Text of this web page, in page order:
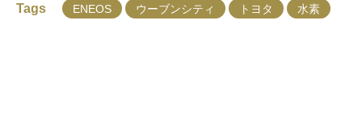
Tags ENEOS ウーブンシティ トヨタ 水素